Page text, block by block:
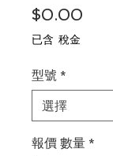
$0.00
已含 稅金
型號 *
報價 數量 *